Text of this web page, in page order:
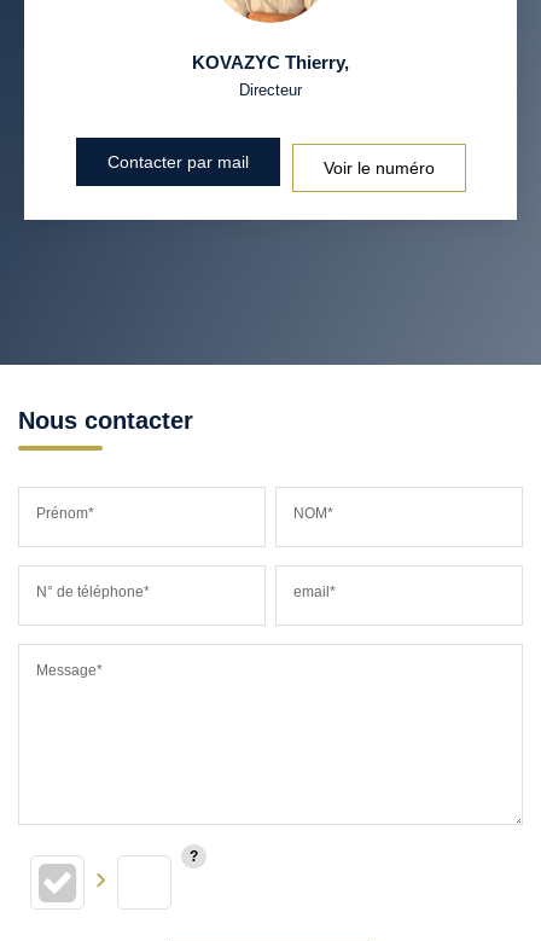
KOVAZYC Thierry,
Directeur
Contacter par mail Voir le numéro
Nous contacter
Prénom* NOM*
N° de téléphone* email*
Message*